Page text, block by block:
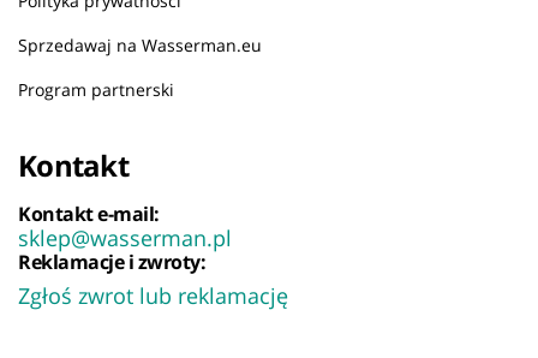
Sprzedawaj na Wasserman.eu
Program partnerski
Kontakt
Kontakt e-mail:
sklep@wasserman.pl
Reklamacje i zwroty:
Zgłoś zwrot lub reklamację